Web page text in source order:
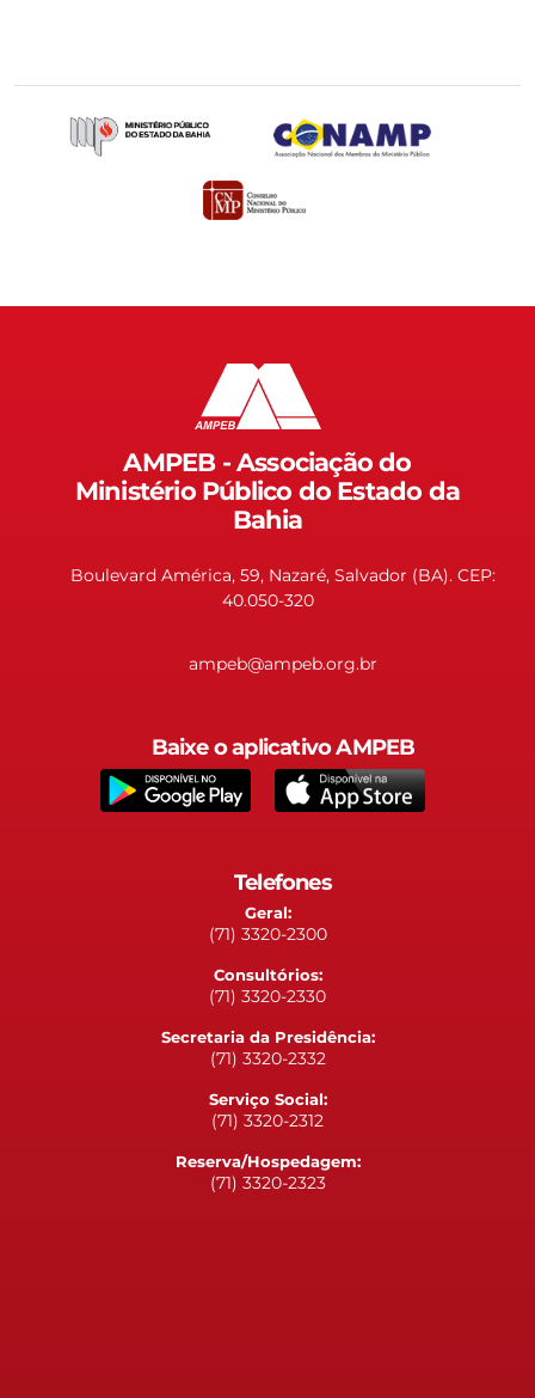
AMPEB - Associação do
Ministério Público do Estado da
Bahia
Boulevard América, 59, Nazaré, Salvador (BA). CEP:
40.050-320
ampeb@ampeb.org.br
Baixe o aplicativo AMPEB
Telefones
Geral:
(71) 3320-2300
Consultórios:
(71) 3320-2330
Secretaria da Presidência:
(71) 3320-2332
Serviço Social:
(71) 3320-2312
Reserva/Hospedagem:
(71) 3320-2323